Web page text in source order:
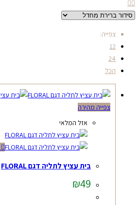
צפייה:
12
24
הכל
צפייה מהירה
אזל המלאי
בית עציץ לתליה דגם FLORAL
₪49